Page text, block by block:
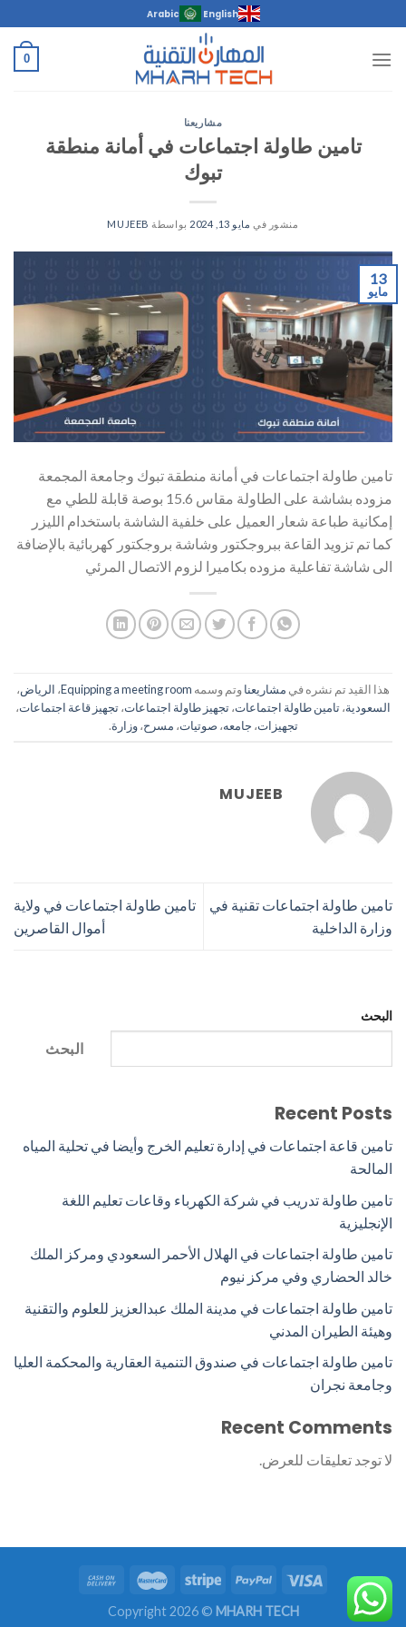
للمحتوى
English
Arabic
0
مشاريعنا
تامين طاولة اجتماعات في أمانة منطقة
تبوك
منشور في مايو 13, 2024 بواسطة MUJEEB
13
مايو
تامين طاولة اجتماعات في أمانة منطقة تبوك وجامعة المجمعة
مزوده بشاشة على الطاولة مقاس 15.6 بوصة قابلة للطي مع
إمكانية طباعة شعار العميل على خلفية الشاشة باستخدام الليزر
كما تم تزويد القاعة ببروجكتور وشاشة بروجكتور كهربائية بالإضافة
الى شاشة تفاعلية مزوده بكاميرا لزوم الاتصال المرئي
هذا القيد تم نشره في مشاريعناوتم وسمه Equipping a meeting room، الرياض،
السعودية،تامين طاولة اجتماعات،تجهيز طاولة اجتماعات،تجهيز قاعة اجتماعات،
تجهيزات، جامعه، صوتيات، مسرح،وزارة.
MUJEEB
تامين طاولة اجتماعات تقنية في
وزارة الداخلية
تامين طاولة اجتماعات في ولاية
أموال القاصرين
البحث
البحث
Recent Posts
تامين قاعة اجتماعات في إدارة تعليم الخرج وأيضا في تحلية المياه
المالحة
تامين طاولة تدريب في شركة الكهرباء وقاعات تعليم اللغة
الإنجليزية
تامين طاولة اجتماعات في الهلال الأحمر السعودي ومركز الملك
خالد الحضاري وفي مركز نيوم
تامين طاولة اجتماعات في مدينة الملك عبدالعزيز للعلوم والتقنية
وهيئة الطيران المدني
تامين طاولة اجتماعات في صندوق التنمية العقارية والمحكمة العليا
وجامعة نجران
Recent Comments
لا توجد تعليقات للعرض.
Copyright 2026 © MHARH TECH